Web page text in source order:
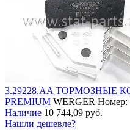
3.29228.AA ТОРМОЗНЫЕ
PREMIUM WERGER Номер:
Наличие 10 744,09 руб.
Нашли дешевле?